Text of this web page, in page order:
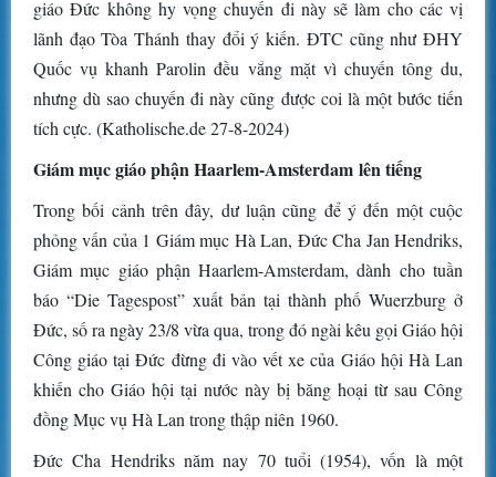
giáo Đức không hy vọng chuyến đi này sẽ làm cho các vị
lãnh đạo Tòa Thánh thay đổi ý kiến. ĐTC cũng như ĐHY
Quốc vụ khanh Parolin đều vắng mặt vì chuyến tông du,
nhưng dù sao chuyến đi này cũng được coi là một bước tiến
tích cực. (Katholische.de 27-8-2024)
Giám mục giáo phận Haarlem-Amsterdam lên tiếng
Trong bối cảnh trên đây, dư luận cũng để ý đến một cuộc
phỏng vấn của 1 Giám mục Hà Lan, Đức Cha Jan Hendriks,
Giám mục giáo phận Haarlem-Amsterdam, dành cho tuần
báo “Die Tagespost” xuất bản tại thành phố Wuerzburg ở
Đức, số ra ngày 23/8 vừa qua, trong đó ngài kêu gọi Giáo hội
Công giáo tại Đức đừng đi vào vết xe của Giáo hội Hà Lan
khiến cho Giáo hội tại nước này bị băng hoại từ sau Công
đồng Mục vụ Hà Lan trong thập niên 1960.
Đức Cha Hendriks năm nay 70 tuổi (1954), vốn là một